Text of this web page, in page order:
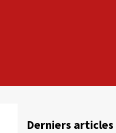
Derniers articles